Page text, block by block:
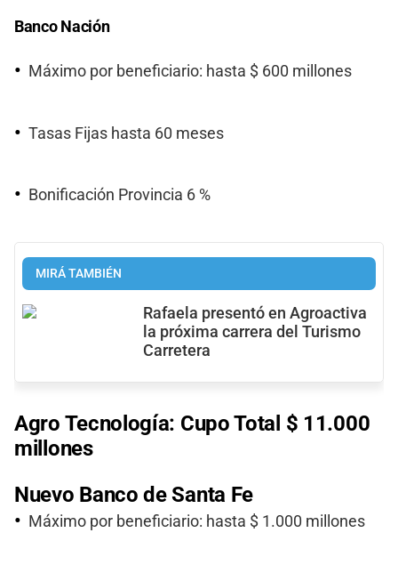
Banco Nación
Máximo por beneficiario: hasta $ 600 millones
Tasas Fijas hasta 60 meses
Bonificación Provincia 6 %
MIRÁ TAMBIÉN
Rafaela presentó en Agroactiva
la próxima carrera del Turismo
Carretera
Agro Tecnología: Cupo Total $ 11.000
millones
Nuevo Banco de Santa Fe
Máximo por beneficiario: hasta $ 1.000 millones